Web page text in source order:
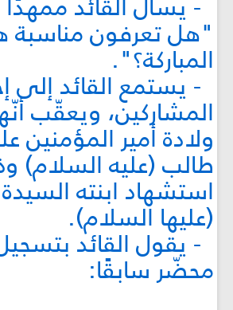
"هل تعرفون مناسبة
المباركة؟".
- يستمع القائد إلى
المشاركين، ويعقّب
ولادة أمير المؤمنين
طالب (عليه السلام)
استشهاد ابنته
(عليها السلام).
- يقول القائد
محضّر سابقًا: